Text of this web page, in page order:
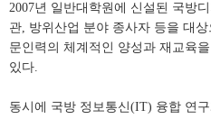
2007년 일반대학원에 신설된 국방
관, 방위산업 분야 종사자 등을 대
문인력의 체계적인 양성과 재교육
있다.
동시에 국방 정보통신(IT) 융합 연